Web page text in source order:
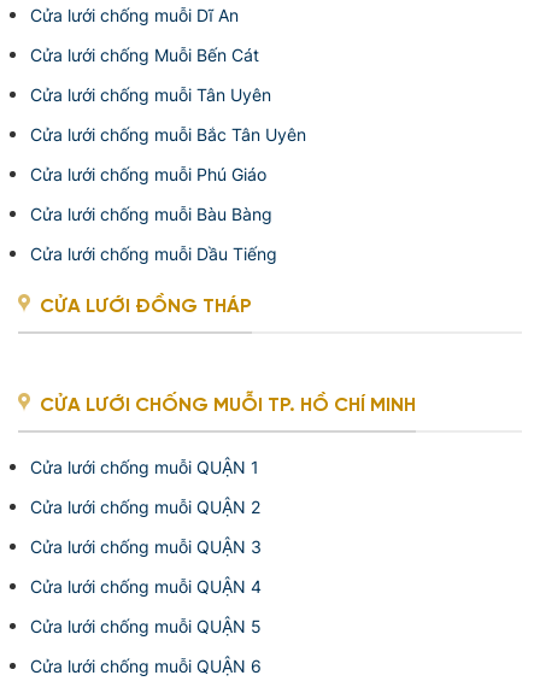
Cửa lưới chống muỗi Dĩ An
Cửa lưới chống Muỗi Bến Cát
Cửa lưới chống muỗi Tân Uyên
Cửa lưới chống muỗi Bắc Tân Uyên
Cửa lưới chống muỗi Phú Giáo
Cửa lưới chống muỗi Bàu Bàng
Cửa lưới chống muỗi Dầu Tiếng
CỬA LƯỚI ĐỒNG THÁP
CỬA LƯỚI CHỐNG MUỖI TP. HỒ CHÍ MINH
Cửa lưới chống muỗi QUẬN 1
Cửa lưới chống muỗi QUẬN 2
Cửa lưới chống muỗi QUẬN 3
Cửa lưới chống muỗi QUẬN 4
Cửa lưới chống muỗi QUẬN 5
Cửa lưới chống muỗi QUẬN 6